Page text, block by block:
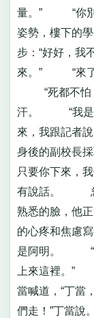
量。” “你別
姿勢，樓下的
步：“好好，我
來。” “來了
“死都不怕，
汗。 “我是你
來，我跟記者
身後的副校長
只要你下來，
有說話。 忽
熟悉的臉，他
的心疼和焦
是阿明。 “你
上來這裡。”
當喊道，“丁
們走！”丁當